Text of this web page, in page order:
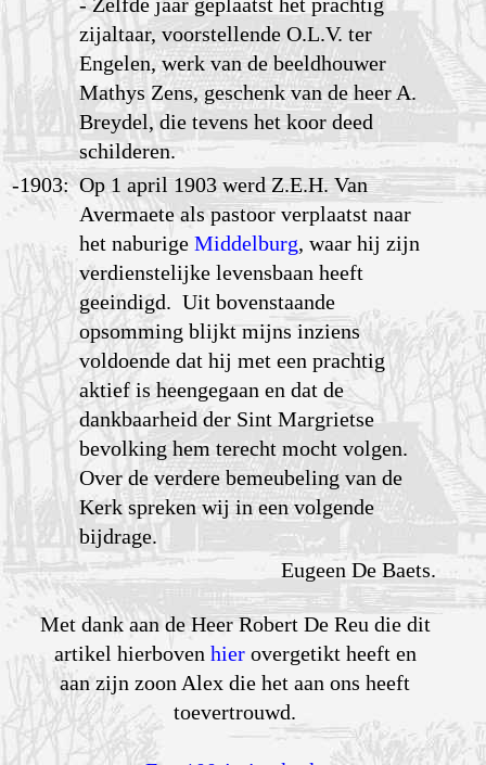
zijaltaar, voorstellende O.L.V. ter
Engelen, werk van de beeldhouwer
Mathys Zens, geschenk van de heer A.
Breydel, die tevens het koor deed
schilderen.
-1903:Op 1 april 1903 werd Z.E.H. Van
Avermaete als pastoor verplaatst naar
het naburigeMiddelburg, waar hij zijn
verdienstelijke levensbaan heeft
geeindigd. Uit bovenstaande
opsomming blijkt mijns inziens
voldoende dat hij met een prachtig
aktief is heengegaan en dat de
dankbaarheid der Sint Margrietse
bevolking hem terecht mocht volgen.
Over de verdere bemeubeling van de
Kerk spreken wij in een volgende
bijdrage.
Eugeen De Baets.
Met dank aan de Heer Robert De Reu die dit
artikel hierboven hierovergetikt heeft en
aan zijn zoon Alex die het aan ons heeft
toevertrouwd.